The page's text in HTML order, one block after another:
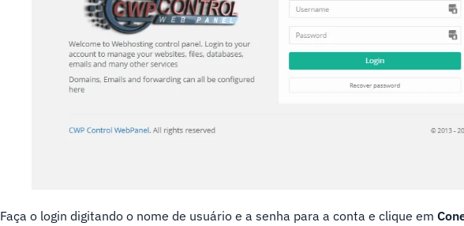
Faça o login digitando o nome de usuário e a senha para a conta e clique em